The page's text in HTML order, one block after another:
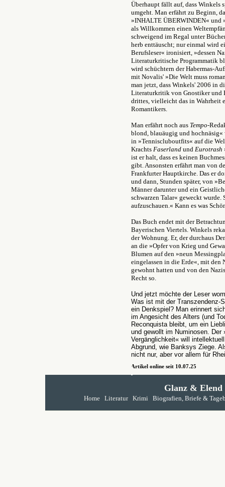
Überhaupt fällt auf, dass Winkels
umgeht. Man erfährt zu Beginn,
»INHALTE ÜBERWINDEN« und
als Willkommen einen
schweigend im Regal unter
herb enttäuscht; nur einmal wird
Berufsleser« ironisiert, »dessen
Literaturkritische Programmatik
wird schüchtern der Habermas-
mit Novalis' »Die Welt muss
man jetzt, dass Winkels' 2006 in
Literaturkritik von Gnostiker und
drittes, vielleicht das in Wahrheit
Romantikers.
Man erfährt noch aus Tempo-
blond, blauäugig und
in »Tenniscluboutfits« auf die
Krachts Faserland und Eurotrash
ist er halt, dass es keinen
gibt. Ansonsten erfährt man von
Frankfurter Hauptkirche. Das er
und dann, Stunden später, von
Männer darunter und ein
schwarzen Talar« geweckt
aufzuschauen.« Kann es was
Das Buch endet mit der
Bayerischen Viertels. Winkels
der Wohnung. Er, der durchaus
an die »Opfer von Krieg und
Blumen auf den »neun
eingelassen in die Erde«, mit den
gewohnt hatten und von den
Recht so.
Und jetzt möchte der Leser
Was ist mit der Transzendenz-
ein Denkspiel? Man erinnert
im Angesicht des Alters (und
Reconquista bleibt, um ein
und gewollt im Numinosen.
Vergänglichkeit« will
Abgrund, wie Banksys Ziege.
nicht nur, aber vor allem für
Artikel online seit 10.07.25
Glanz & Elend
Home Literatur Krimi Biografien, Briefe &